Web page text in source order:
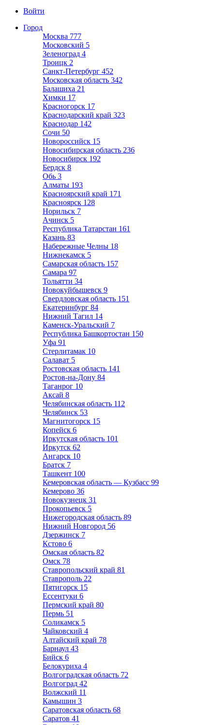
Войти
Город
Москва 777
Московский 5
Зеленоград 4
Троицк 2
Санкт-Петербург 452
Московская область 342
Балашиха 21
Химки 17
Красногорск 17
Краснодарский край 323
Краснодар 142
Сочи 50
Новороссийск 15
Новосибирская область 236
Новосибирск 192
Бердск 8
Обь 3
Алматы 193
Красноярский край 171
Красноярск 128
Норильск 7
Ачинск 5
Республика Татарстан 161
Казань 83
Набережные Челны 18
Нижнекамск 5
Самарская область 157
Самара 97
Тольятти 34
Новокуйбышевск 9
Свердловская область 151
Екатеринбург 84
Нижний Тагил 14
Каменск-Уральский 7
Республика Башкортостан 150
Уфа 91
Стерлитамак 10
Салават 5
Ростовская область 141
Ростов-на-Дону 84
Таганрог 10
Аксай 8
Челябинская область 112
Челябинск 53
Магнитогорск 15
Копейск 6
Иркутская область 101
Иркутск 62
Ангарск 10
Братск 7
Ташкент 100
Кемеровская область — Кузбасс 99
Кемерово 36
Новокузнецк 31
Прокопьевск 5
Нижегородская область 89
Нижний Новгород 56
Дзержинск 7
Кстово 6
Омская область 82
Омск 78
Ставропольский край 81
Ставрополь 22
Пятигорск 15
Ессентуки 6
Пермский край 80
Пермь 51
Соликамск 5
Чайковский 4
Алтайский край 78
Барнаул 43
Бийск 6
Белокуриха 4
Волгоградская область 72
Волгоград 42
Волжский 11
Камышин 3
Саратовская область 68
Саратов 41